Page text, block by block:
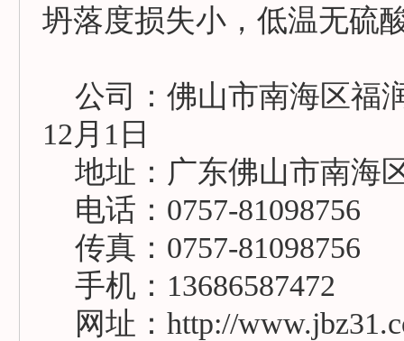
坍落度损失小，低温无硫
公司：佛山市南海区福
12月1日
地址：广东佛山市南海
电话：0757-81098756
传真：0757-81098756
手机：13686587472
网址：http://